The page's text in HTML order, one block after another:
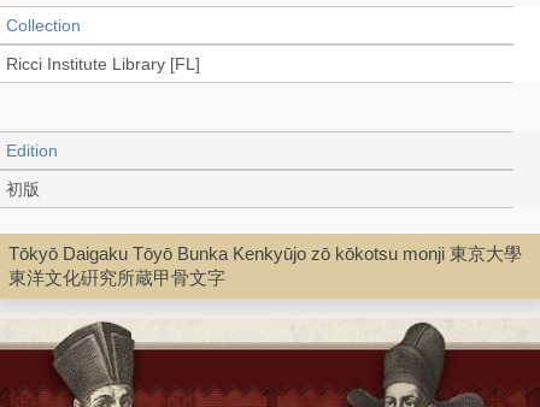
Collection
Ricci Institute Library [FL]
Edition
初版
Language
Japanese
Record_type
Tōkyō Daigaku Tōyō Bunka Kenkyūjo zō kōkotsu monji 東京大學
東洋文化硏究所蔵甲骨文字